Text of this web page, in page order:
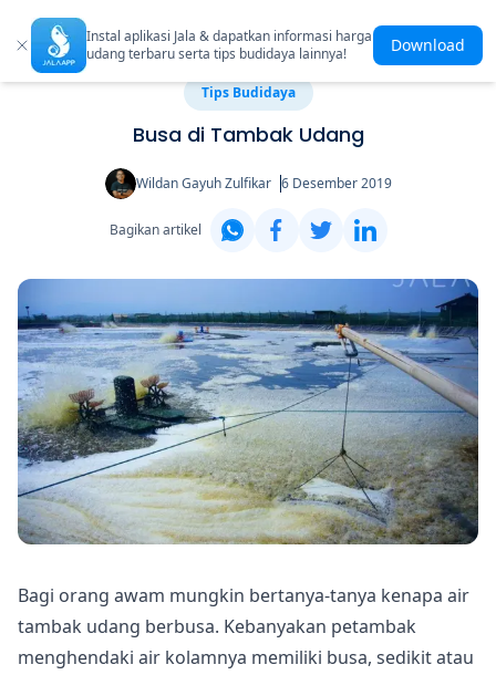
Instal aplikasi Jala & dapatkan informasi harga
udang terbaru serta tips budidaya lainnya!
Download
Tips Budidaya
Busa di Tambak Udang
Wildan Gayuh Zulfikar 6 Desember 2019
Bagikan artikel
Bagi orang awam mungkin bertanya-tanya kenapa air
tambak udang berbusa. Kebanyakan petambak
menghendaki air kolamnya memiliki busa, sedikit atau